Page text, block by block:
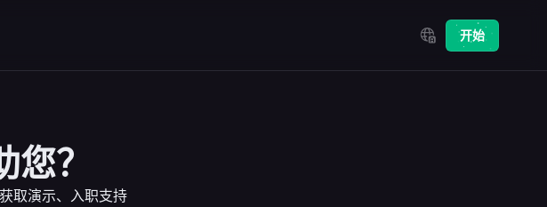
Select Language
开始
？
取演示、入职支持